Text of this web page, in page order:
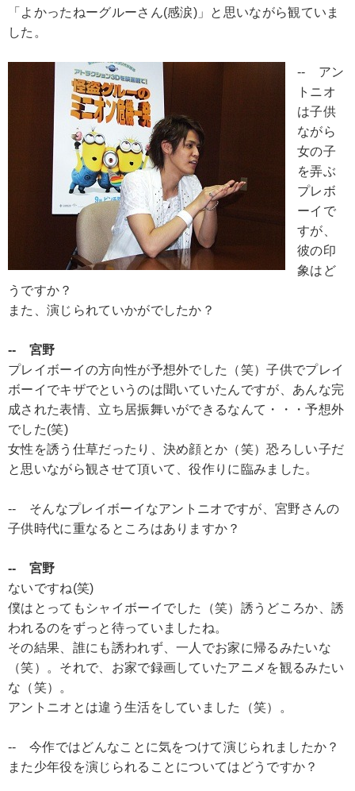
「よかったねーグルーさん(感涙)」と思いながら観ていま
した。
-- アン
トニオ
は子供
ながら
女の子
を弄ぶ
プレボ
ーイで
すが、
彼の印
象はど
うですか？
また、演じられていかがでしたか？
-- 宮野
プレイボーイの方向性が予想外でした（笑）子供でプレイ
ボーイでキザでというのは聞いていたんですが、あんな完
成された表情、立ち居振舞いができるなんて・・・予想外
でした(笑)
女性を誘う仕草だったり、決め顔とか（笑）恐ろしい子だ
と思いながら観させて頂いて、役作りに臨みました。
-- そんなプレイボーイなアントニオですが、宮野さんの
子供時代に重なるところはありますか？
-- 宮野
ないですね(笑)
僕はとってもシャイボーイでした（笑）誘うどころか、誘
われるのをずっと待っていましたね。
その結果、誰にも誘われず、一人でお家に帰るみたいな
（笑）。それで、お家で録画していたアニメを観るみたい
な（笑）。
アントニオとは違う生活をしていました（笑）。
-- 今作ではどんなことに気をつけて演じられましたか？
また少年役を演じられることについてはどうですか？